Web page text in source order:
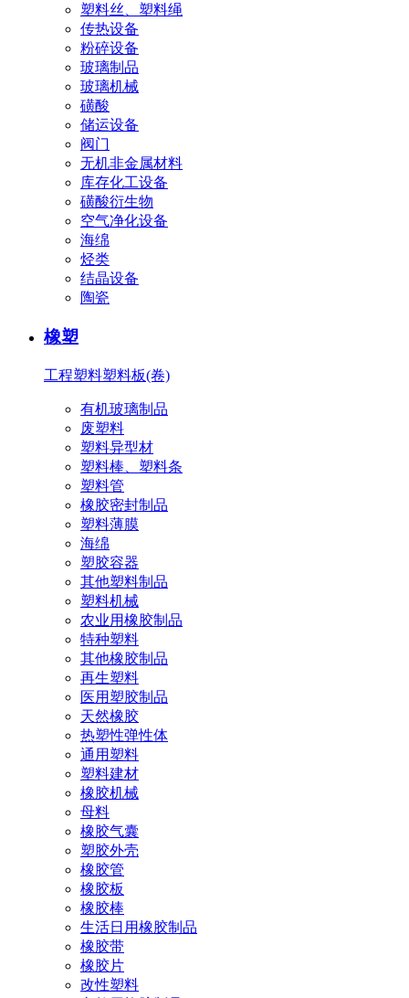
塑料丝、塑料绳
传热设备
粉碎设备
玻璃制品
玻璃机械
磺酸
储运设备
阀门
无机非金属材料
库存化工设备
磺酸衍生物
空气净化设备
海绵
烃类
结晶设备
陶瓷
橡塑
工程塑料塑料板(卷)
有机玻璃制品
废塑料
塑料异型材
塑料棒、塑料条
塑料管
橡胶密封制品
塑料薄膜
海绵
塑胶容器
其他塑料制品
塑料机械
农业用橡胶制品
特种塑料
其他橡胶制品
再生塑料
医用塑胶制品
天然橡胶
热塑性弹性体
通用塑料
塑料建材
橡胶机械
母料
橡胶气囊
塑胶外壳
橡胶管
橡胶板
橡胶棒
生活日用橡胶制品
橡胶带
橡胶片
改性塑料